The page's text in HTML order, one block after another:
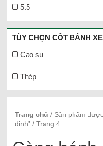
5.5
TÙY CHỌN CỐT BÁNH XE
Cao su
Thép
Trang chủ / Sản phẩm
định” / Trang 4